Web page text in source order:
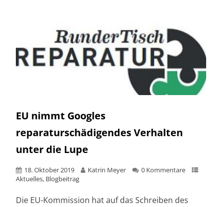
EU nimmt Googles
reparaturschädigendes Verhalten
unter die Lupe
18. Oktober 2019 Katrin Meyer
0 Kommentare
Aktuelles, Blogbeitrag
Die EU-Kommission hat auf das Schreiben des